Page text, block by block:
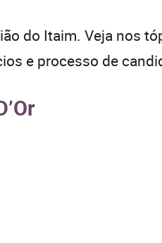
do Itaim. Veja nos
e processo de